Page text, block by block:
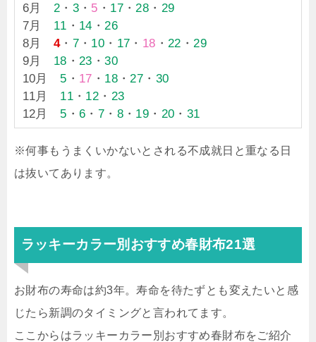
6月 2 ・ 3・ 5 ・ 17・ 28 ・ 29
7月 11 ・ 14 ・ 26
8月 4・ 7・ 10 ・ 17 ・ 18 ・ 22 ・ 29
9月 18 ・ 23 ・30
10月 5 ・ 17 ・ 18・ 27 ・ 30
11月 11・ 12 ・ 23
12月 5 ・ 6 ・ 7 ・ 8・ 19 ・ 20 ・ 31
※何事もうまくいかないとされる不成就日と重なる日
は抜いてあります。
ラッキーカラー別おすすめ春財布21選
お財布の寿命は約3年。寿命を待たずとも変えたいと感
じたら新調のタイミングと言われてます。
ここからはラッキーカラー別おすすめ春財布をご紹介